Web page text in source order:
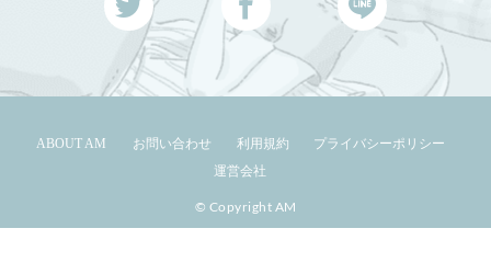
ABOUT AM お問い合わせ 利用規約
プライバシーポリシー
運営会社
© Copyright AM